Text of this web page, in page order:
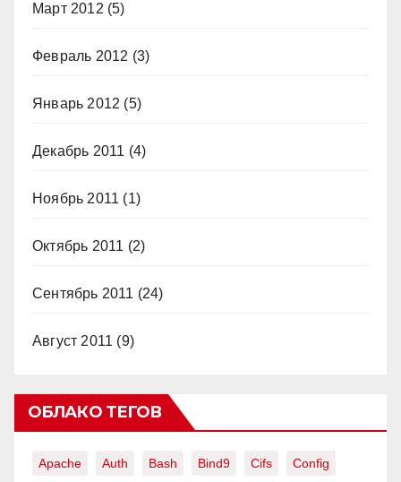
Март 2012 (5)
Февраль 2012 (3)
Январь 2012 (5)
Декабрь 2011 (4)
Ноябрь 2011 (1)
Октябрь 2011 (2)
Сентябрь 2011 (24)
Август 2011 (9)
ОБЛАКО ТЕГОВ
Apache Auth Bash Bind9 Cifs Config